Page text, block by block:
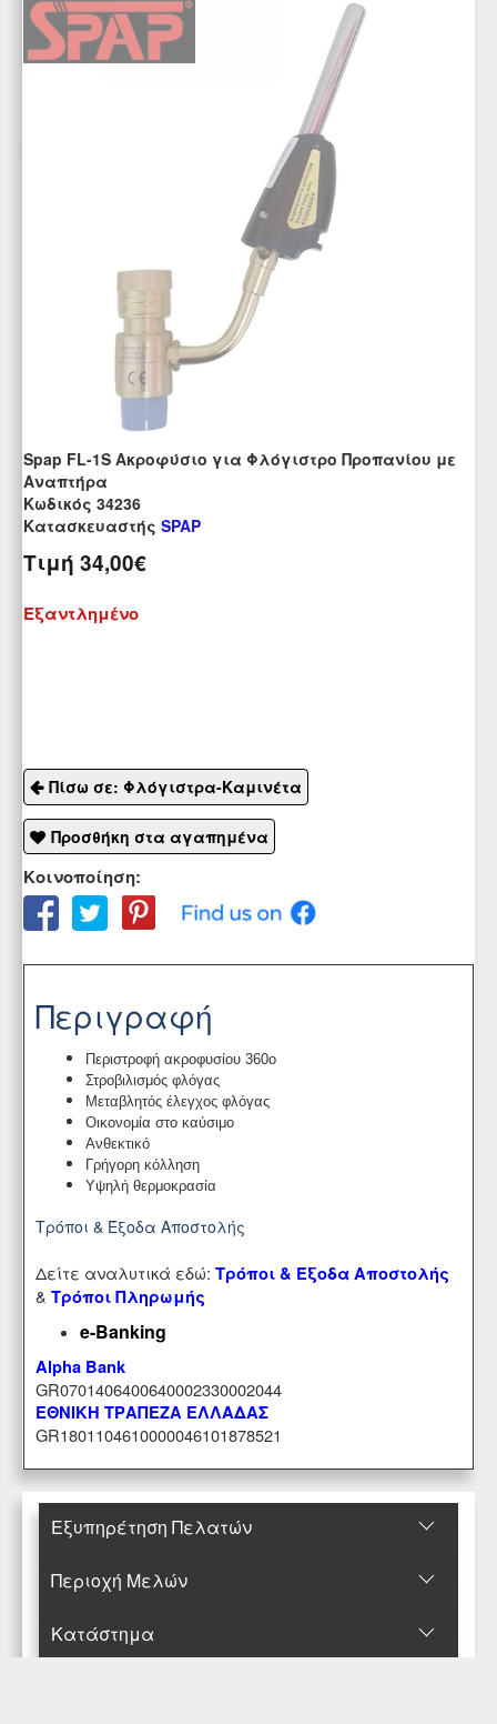
Spap FL-1S Ακροφύσιο για Φλόγιστρο Προπανίου με
Αναπτήρα
Kωδικός 34236
Κατασκευαστής SPAP
Τιμή 34,00€
Εξαντλημένο
Πίσω σε: Φλόγιστρα-Καμινέτα
Προσθήκη στα αγαπημένα
Κοινοποίηση:
Περιγραφή
Περιστροφή ακροφυσίου 360ο
Στροβιλισμός φλόγας
Μεταβλητός έλεγχος φλόγας
Οικονομία στο καύσιμο
Ανθεκτικό
Γρήγορη κόλληση
Υψηλή θερμοκρασία
Τρόποι & Έξοδα Αποστολής
Δείτε αναλυτικά εδώ: Τρόποι & Έξοδα Αποστολής
& Τρόποι Πληρωμής
e-Banking
Alpha Bank
GR0701406400640002330002044
ΕΘΝΙΚΗ ΤΡΑΠΕΖΑ ΕΛΛΑΔΑΣ
GR1801104610000046101878521
Εξυπηρέτηση Πελατών
Περιοχή Mελών
Κατάστημα